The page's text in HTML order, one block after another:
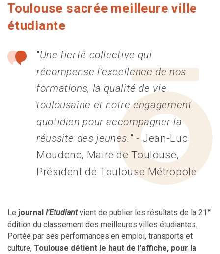
Toulouse sacrée meilleure ville
étudiante
"Une fierté collective qui
récompense l’excellence de nos
formations, la qualité de vie
toulousaine et notre engagement
quotidien pour accompagner la
réussite des jeunes. " - Jean-Luc
Moudenc, Maire de Toulouse,
Président de Toulouse Métropole
Le journal l'Etudiantvient de publier les résultats de la 21 e
édition du classement des meilleures villes étudiantes.
Portée par ses performances en emploi, transports et
culture, Toulouse détient le haut de l'affiche, pour la